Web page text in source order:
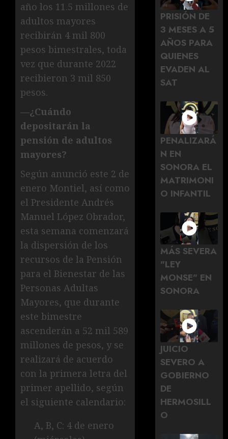
año los 11.5 millones de
adultos mayores
recibirán 4 mil 800
pesos bimestrales, toda
vez que durante 2022
recibieron 3 mil 850
pesos.
—¿Cuándo
depositarán la
pensión de adultos
mayores?
Según anunció este 2 de
enero Montiel, así como
el Presidente Andrés
Manuel López Obrador,
esta semana comenzará
la dispersión de los
recursos de la Pensión
para el Bienestar de las
Personas Adultas
Mayores, que durante
este bimestre
ascenderán a 52 mil 589
millones de pesos, y se
realizará de acuerdo
con la primera letra del
primer apellido, según
el siguiente calendario:
A, B, C: 4 de enero
PRISIÓN DE
3 MESES A 5
AÑOS PARA
QUIENES
EVADEN AL
SAT
PENALIZARÁ
N EN
SONORA EL
MATRIMONI
O INFANTIL
MÁS SEVERA
"LEY
MONSE" EN
SONORA
JUICIO
SEVERO A
GOBIERNO
DE
HERMOSILL
O